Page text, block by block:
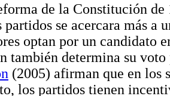
de la Constitución
partidos se acercara más a
optan por un candidato
también determina su
(2005) afirman que en los
los partidos tienen